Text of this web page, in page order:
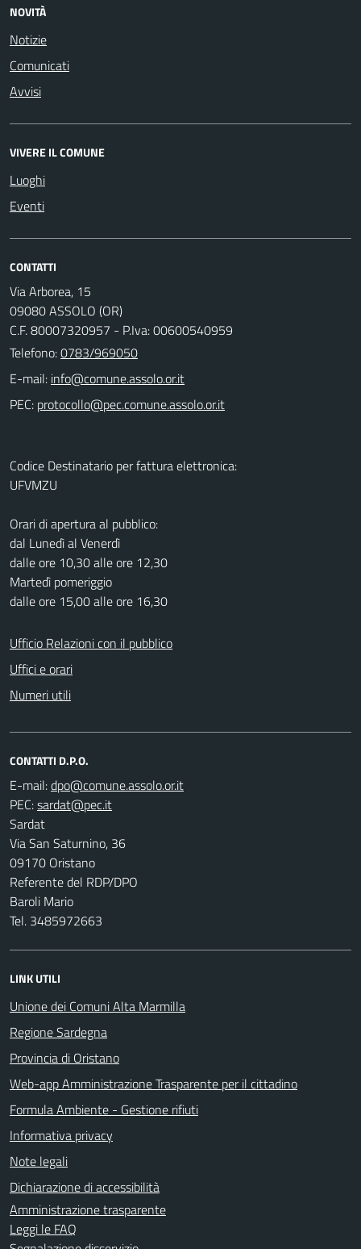
NOVITÀ
Notizie
Comunicati
Avvisi
VIVERE IL COMUNE
Luoghi
Eventi
CONTATTI
Via Arborea, 15
09080 ASSOLO (OR)
C.F. 80007320957 - P.Iva: 00600540959
Telefono:0783/969050
E-mail:
PEC:
Codice Destinatario per fattura elettronica:
UFVMZU
Orari di apertura al pubblico:
dal Lunedì al Venerdì
dalle ore 10,30 alle ore 12,30
Martedì pomeriggio
dalle ore 15,00 alle ore 16,30
Ufficio Relazioni con il pubblico
Uffici e orari
Numeri utili
CONTATTI D.P.O.
E-mail:
PEC:
Sardat
Via San Saturnino, 36
09170 Oristano
Referente del RDP/DPO
Baroli Mario
Tel. 3485972663
LINK UTILI
Unione dei Comuni Alta Marmilla
Regione Sardegna
Provincia di Oristano
Web-app Amministrazione Trasparente per il cittadino
Formula Ambiente - Gestione rifiuti
Informativa privacy
Note legali
Dichiarazione di accessibilità
Amministrazione trasparente
Leggi le FAQ